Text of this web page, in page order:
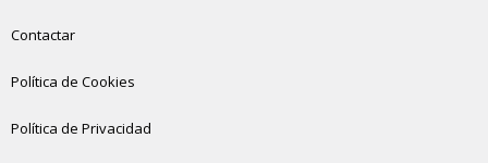
Contactar
Política de Cookies
Política de Privacidad